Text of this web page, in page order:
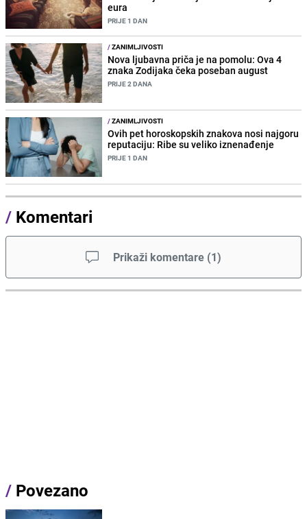
eura
PRIJE 1 DAN
/ZANIMLJIVOSTI
Nova ljubavna priča je na pomolu: Ova 4
znaka Zodijaka čeka poseban august
PRIJE 2 DANA
/ZANIMLJIVOSTI
Ovih pet horoskopskih znakova nosi najgoru
reputaciju: Ribe su veliko iznenađenje
PRIJE 1 DAN
/ Komentari
Prikaži komentare (1)
/ Povezano